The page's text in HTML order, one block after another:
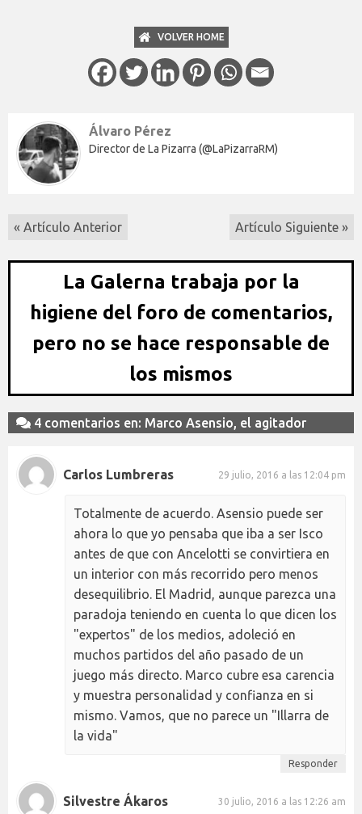
VOLVER HOME
Álvaro Pérez
Director de La Pizarra (@LaPizarraRM)
« Artículo Anterior Artículo Siguiente »
La Galerna trabaja por la
higiene del foro de comentarios,
pero no se hace responsable de
los mismos
4 comentarios en: Marco Asensio, el agitador
Carlos Lumbreras 29 julio, 2016 a las 12:04 pm
Totalmente de acuerdo. Asensio puede ser
ahora lo que yo pensaba que iba a ser Isco
antes de que con Ancelotti se convirtiera en
un interior con más recorrido pero menos
desequilibrio. El Madrid, aunque parezca una
paradoja teniendo en cuenta lo que dicen los
"expertos" de los medios, adoleció en
muchos partidos del año pasado de un
juego más directo. Marco cubre esa carencia
y muestra personalidad y confianza en si
mismo. Vamos, que no parece un "Illarra de
la vida"
Responder
Silvestre Ákaros 30 julio, 2016 a las 12:26 am